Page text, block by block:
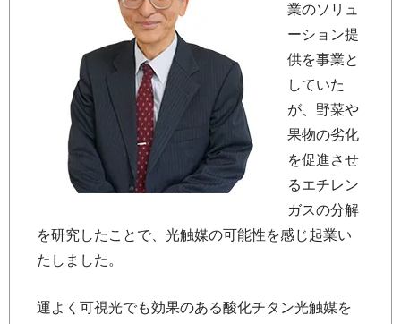
業のソリュ
ーション提
供を事業と
していた
が、野菜や
果物の劣化
を促進させ
るエチレン
ガスの分解
を研究したことで、光触媒の可能性を感じ起業い
たしました。
運よく可視光でも効果のある酸化チタン光触媒を